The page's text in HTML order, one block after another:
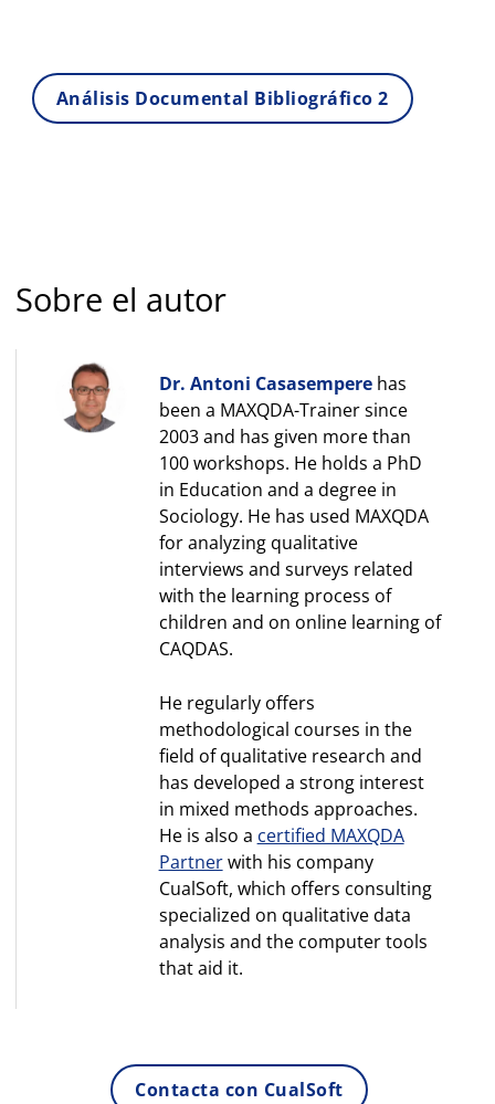
Análisis Documental Bibliográfico 2
Sobre el autor
Dr. Antoni Casasemperehas
been a MAXQDA-Trainer since
2003 and has given more than
100 workshops. He holds a PhD
in Education and a degree in
Sociology. He has used MAXQDA
for analyzing qualitative
interviews and surveys related
with the learning process of
children and on online learning of
CAQDAS.
He regularly offers
methodological courses in the
field of qualitative research and
has developed a strong interest
in mixed methods approaches.
He is also a certified MAXQDA
Partnerwith his company
CualSoft, which offers consulting
specialized on qualitative data
analysis and the computer tools
that aid it.
Contacta con CualSoft